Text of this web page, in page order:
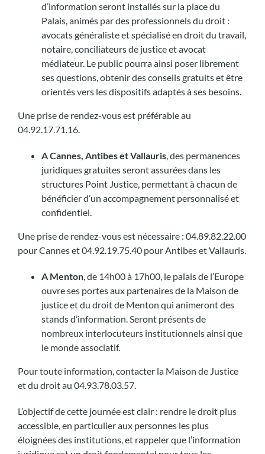
d’information seront installés sur la place du
Palais, animés par des professionnels du droit :
avocats généraliste et spécialisé en droit du travail,
notaire, conciliateurs de justice et avocat
médiateur. Le public pourra ainsi poser librement
ses questions, obtenir des conseils gratuits et être
orientés vers les dispositifs adaptés à ses besoins.
Une prise de rendez-vous est préférable au
04.92.17.71.16.
A Cannes, Antibes et Vallauris, des permanences
juridiques gratuites seront assurées dans les
structures Point Justice, permettant à chacun de
bénéficier d’un accompagnement personnalisé et
confidentiel.
Une prise de rendez-vous est nécessaire : 04.89.82.22.00
pour Cannes et 04.92.19.75.40 pour Antibes et Vallauris.
A Menton, de 14h00 à 17h00, le palais de l’Europe
ouvre ses portes aux partenaires de la Maison de
justice et du droit de Menton qui animeront des
stands d’information. Seront présents de
nombreux interlocuteurs institutionnels ainsi que
le monde associatif.
Pour toute information, contacter la Maison de Justice
et du droit au 04.93.78.03.57.
L’objectif de cette journée est clair : rendre le droit plus
accessible, en particulier aux personnes les plus
éloignées des institutions, et rappeler que l’information